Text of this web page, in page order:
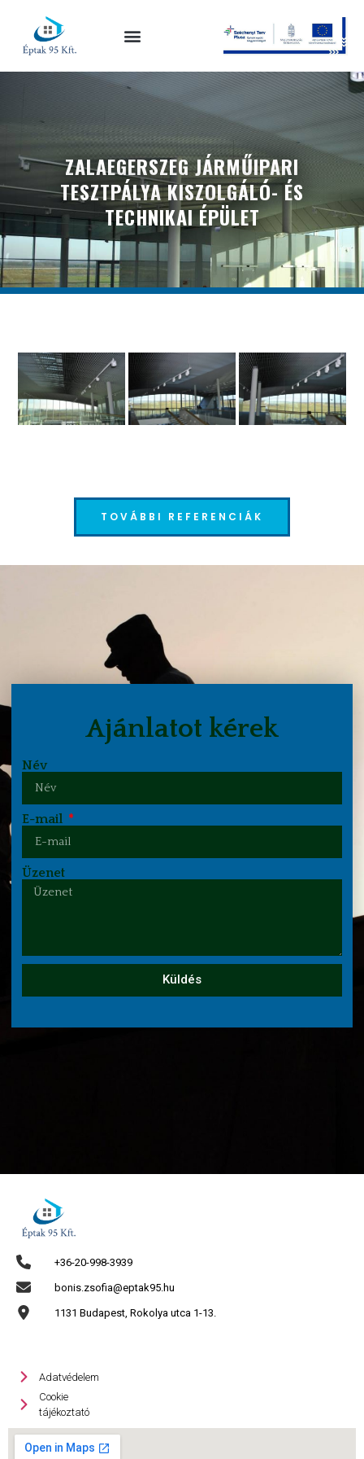
ZALAEGERSZEG JÁRMŰIPARI
TESZTPÁLYA KISZOLGÁLÓ- ÉS
TECHNIKAI ÉPÜLET
TOVÁBBI REFERENCIÁK
Ajánlatot kérek
Név
E-mail
Üzenet
Küldés
+36-20-998-3939
bonis.zsofia@eptak95.hu
1131 Budapest, Rokolya utca 1-13.
Adatvédelem
Cookie
tájékoztató